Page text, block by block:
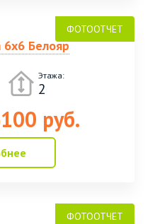
Белояр
Этажа:
2
руб.